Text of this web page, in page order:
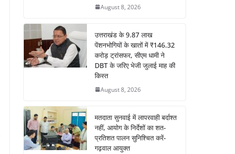
August 8, 2026
उत्तराखंड के 9.87 लाख
पेंशनभोगियों के खातों में ₹146.32
करोड़ ट्रांसफर, सीएम धामी ने
DBT के जरिए भेजी जुलाई माह की
किस्त
August 8, 2026
मतदाता सुनवाई में लापरवाही बर्दाश्त
नहीं, आयोग के निर्देशों का शत-
प्रतिशत पालन सुनिश्चित करें-
गढ़वाल आयुक्त